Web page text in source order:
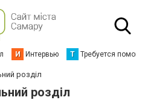
И Интервью Т Требуется
розділ
розділ